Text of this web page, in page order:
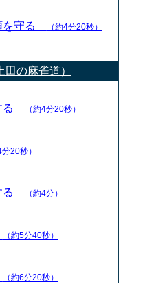
を守る （約4分20秒）
の麻雀道）
る （約4分20秒）
分20秒）
る （約4分）
（約5分40秒）
（約6分20秒）